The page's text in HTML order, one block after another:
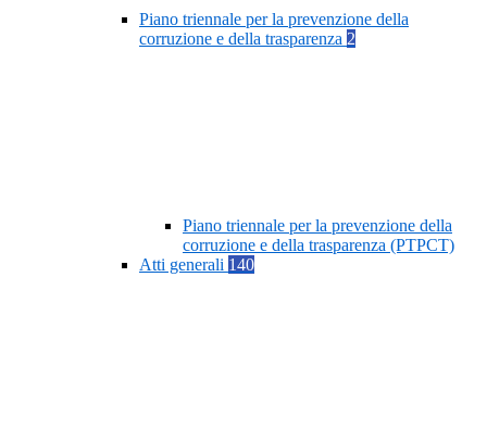
Piano triennale per la prevenzione della
corruzione e della trasparenza 2
Piano triennale per la prevenzione della
corruzione e della trasparenza (PTPCT)
Atti generali 140